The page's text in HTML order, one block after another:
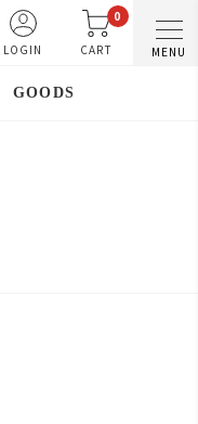
LOGIN
0
CART MENU
GOODS